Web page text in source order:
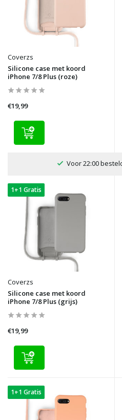
Coverzs
Silicone case met koord
iPhone 7/8 Plus (roze)
€19,99
Voor 22:00
1+1 Gratis
Coverzs
Silicone case met koord
iPhone 7/8 Plus (grijs)
€19,99
1+1 Gratis